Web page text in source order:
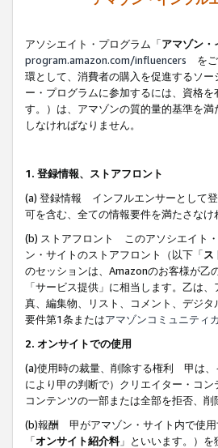
アソシエイト・プログラム「アマゾン・
program.amazon.com/influencers をご
環として、消費者の購入を促進するソ
ー・プログラムに参加するには、資格
す。）は、アマゾンの質的量的基準を満
しなければなりません。
1. 登録情報、ストアフロント
(a) 登録情報 インフルエンサーとして
可を含む、全ての情報要件を満たさなけ
(b) ストアフロント このアソシエイト
ン・サイトのストアフロント（以下「ス
のセッションは、Amazonのお客様が乙
「サービス提供」に相当します。乙は
真、編集物、リスト、コメント、デジ
要件第1条またはアマゾンコミュニティ
2. オンサイトでの使用
(a)使用時の裁量、削除する権利 甲は、
により甲の判断で）クリエイター・コ
コンテンツの一部または全部を拒否、
(b)報酬 甲がアマゾン・サイト内で使
「オンサイト紹介料」といいます。）